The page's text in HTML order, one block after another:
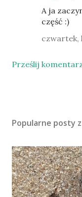
A ja
część :)
czwartek,
Prześlij
Popularne posty